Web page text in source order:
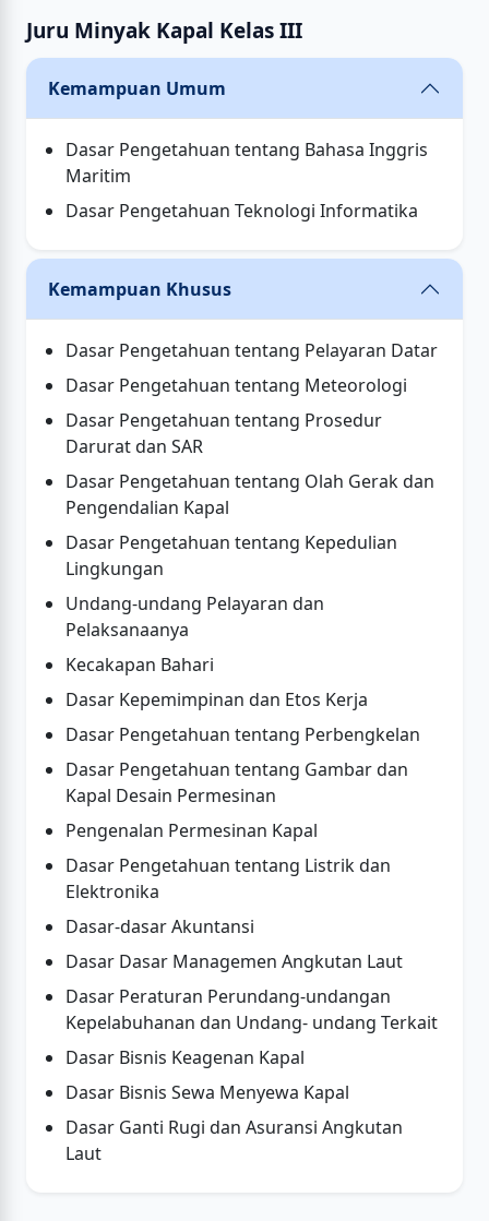
Juru Minyak Kapal Kelas III
Kemampuan Umum
Dasar Pengetahuan tentang Bahasa Inggris
Maritim
Dasar Pengetahuan Teknologi Informatika
Kemampuan Khusus
Dasar Pengetahuan tentang Pelayaran Datar
Dasar Pengetahuan tentang Meteorologi
Dasar Pengetahuan tentang Prosedur
Darurat dan SAR
Dasar Pengetahuan tentang Olah Gerak dan
Pengendalian Kapal
Dasar Pengetahuan tentang Kepedulian
Lingkungan
Undang-undang Pelayaran dan
Pelaksanaanya
Kecakapan Bahari
Dasar Kepemimpinan dan Etos Kerja
Dasar Pengetahuan tentang Perbengkelan
Dasar Pengetahuan tentang Gambar dan
Kapal Desain Permesinan
Pengenalan Permesinan Kapal
Dasar Pengetahuan tentang Listrik dan
Elektronika
Dasar-dasar Akuntansi
Dasar Dasar Managemen Angkutan Laut
Dasar Peraturan Perundang-undangan
Kepelabuhanan dan Undang- undang Terkait
Dasar Bisnis Keagenan Kapal
Dasar Bisnis Sewa Menyewa Kapal
Dasar Ganti Rugi dan Asuransi Angkutan
Laut